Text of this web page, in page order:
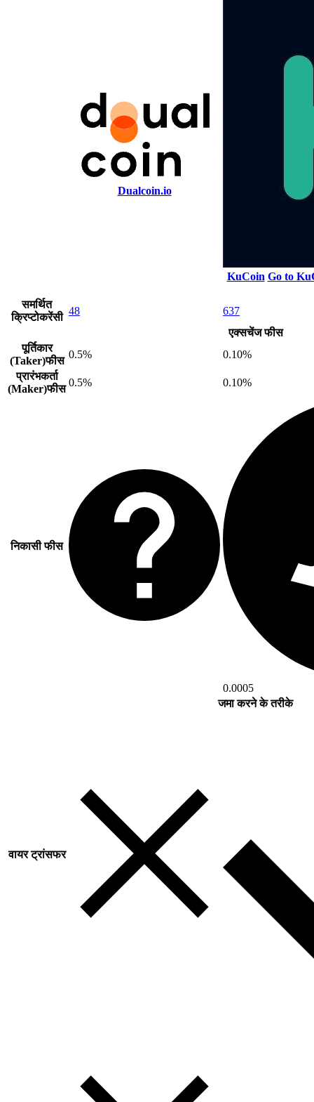
Dualcoin.io
KuCoin Go to
समर्थित
क्रिप्टोकरेंसी
48
637
एक्सचेंज फीस
पूर्तिकार
(Taker)फीस
0.5%
0.10%
प्रारंभकर्ता
(Maker)फीस
0.5% 0.10%
निकासी फीस
0.0005
जमा करने के तरीके
वायर ट्रांसफर